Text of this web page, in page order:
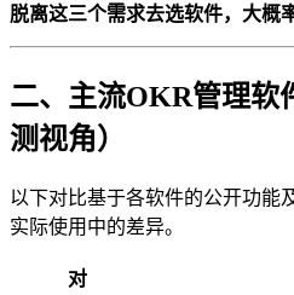
脱离这三个需求去选软件，大概
二、主流OKR管理软
测视角）
以下对比基于各软件的公开功能
实际使用中的差异。
对